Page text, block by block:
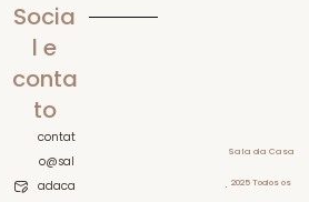
Socia
l e
conta
to
contat
o@sal
adaca
Sala da Casa
2025 Todos os